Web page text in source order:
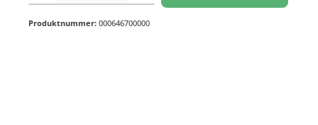
Produktnummer: 000646700000